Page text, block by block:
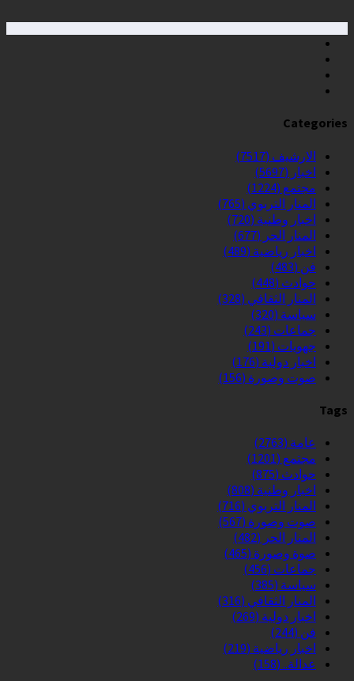
Categories
الارشيف (7517)
اخبار (5697)
مجتمع (1224)
المنار التربوي (765)
اخبار وطنية (720)
المنار الحر (677)
اخبار رياضية (489)
فن (483)
حوادث (448)
المنار الثقافي (328)
سياسة (320)
جماعات (243)
جهويات (191)
اخبار دولية (176)
صوت وصورة (156)
Tags
عامة (2763)
مجتمع (1201)
حوادث (875)
اخبار وطنية (808)
المنار التربوي (716)
صوت وصورة (567)
المنار الحر (482)
صوة وصورة (465)
جماعات (456)
سياسة (385)
المنار الثقافي (316)
اخبار دولية (269)
فن (244)
اخبار رياضية (219)
عدالة.. (158)